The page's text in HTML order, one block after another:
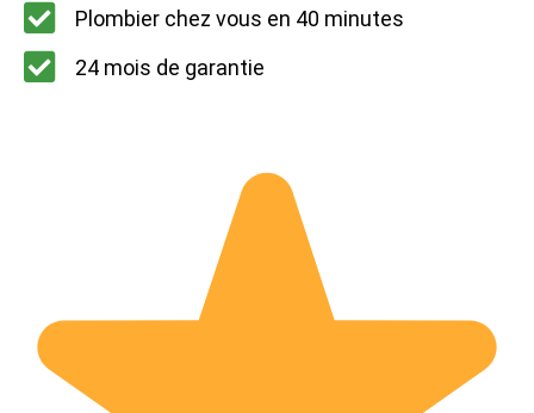
Plombier chez vous en 40 minutes
24 mois de garantie